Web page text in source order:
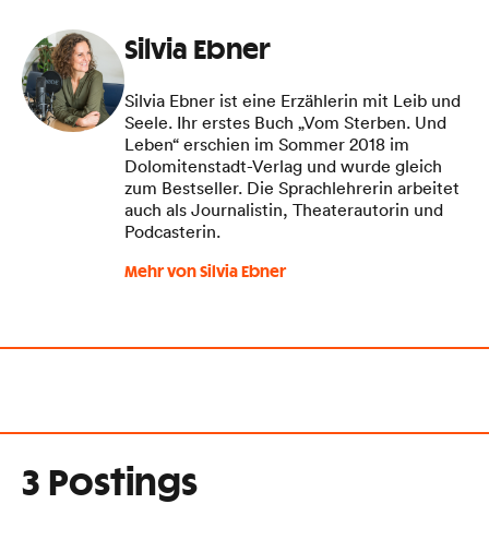
Silvia Ebner
Silvia Ebner ist eine Erzählerin mit Leib und
Seele. Ihr erstes Buch „Vom Sterben. Und
Leben“ erschien im Sommer 2018 im
Dolomitenstadt-Verlag und wurde gleich
zum Bestseller. Die Sprachlehrerin arbeitet
auch als Journalistin, Theaterautorin und
Podcasterin.
Mehr von Silvia Ebner
3 Postings